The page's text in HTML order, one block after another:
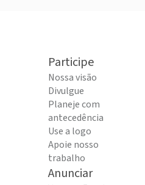
Participe
Nossa visão
Divulgue
Planeje com
antecedência
Use a logo
Apoie nosso
trabalho
Anunciar